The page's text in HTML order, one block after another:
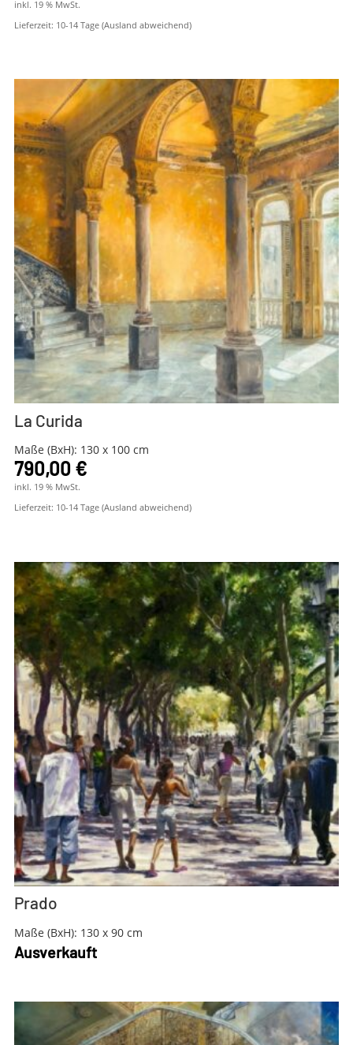
inkl. 19 % MwSt.
Lieferzeit: 10-14 Tage (Ausland abweichend)
La Curida
Maße (BxH): 130 x 100 cm
790,00 €
inkl. 19 % MwSt.
Lieferzeit: 10-14 Tage (Ausland abweichend)
Prado
Maße (BxH): 130 x 90 cm
Ausverkauft